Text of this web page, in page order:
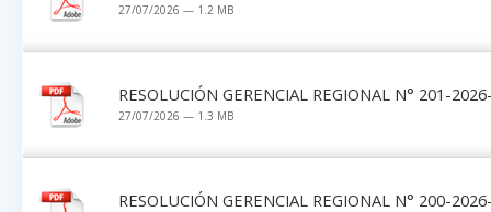
27/07/2026 — 1.2 MB
RESOLUCIÓN GERENCIAL REGIONAL N° 201-
27/07/2026 — 1.3 MB
RESOLUCIÓN GERENCIAL REGIONAL N° 200-